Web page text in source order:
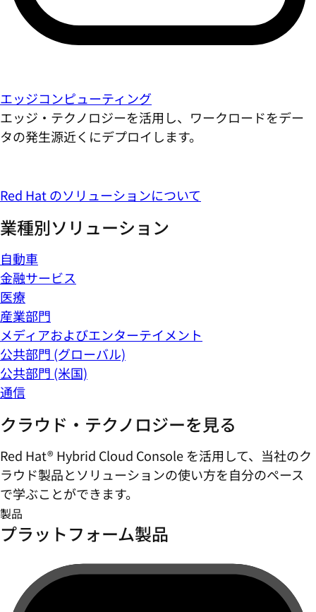
エッジコンピューティング
エッジ・テクノロジーを活用し、ワークロードをデー
タの発生源近くにデプロイします。
Red Hat のソリューションについて
業種別ソリューション
自動車
金融サービス
医療
産業部門
メディアおよびエンターテイメント
公共部門 (グローバル)
公共部門 (米国)
通信
クラウド・テクノロジーを見る
Red Hat® Hybrid Cloud Console を活用して、当社のク
ラウド製品とソリューションの使い方を自分のペース
で学ぶことができます。
製品
プラットフォーム製品